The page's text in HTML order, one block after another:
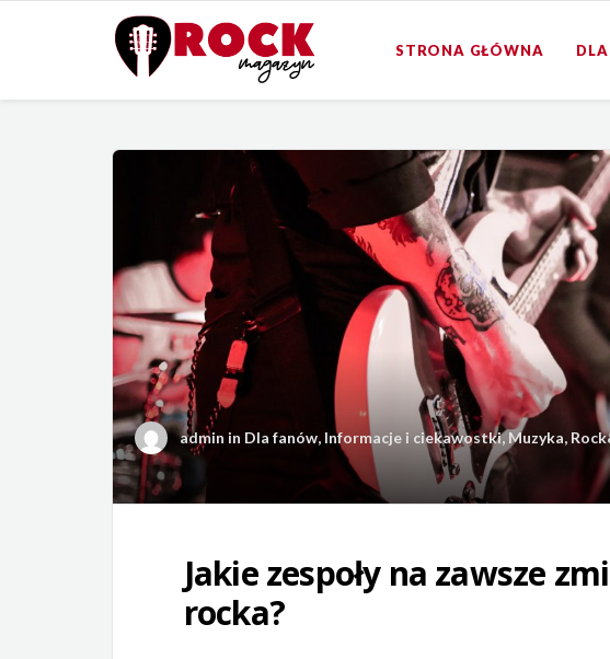
STRONA GŁÓWNA
admin in Dla fanów, Informacje i ciekawostki,Muzyka,
Jakie zespoły na zawsze
rocka?